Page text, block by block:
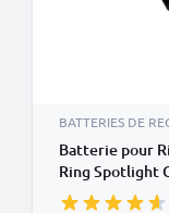
BATTERIES DE
Batterie pour
Ring Spotlight
de CELLONIC